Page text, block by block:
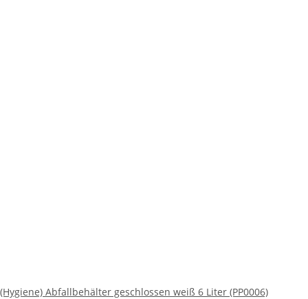
(Hygiene) Abfallbehälter geschlossen weiß 6 Liter (PP0006)